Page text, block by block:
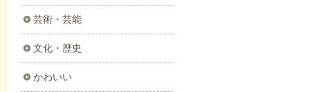
芸術・芸能
文化・歴史
かわいい